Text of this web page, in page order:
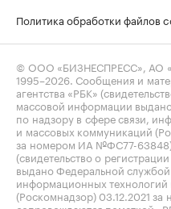
Политика обработки файлов
© ООО «БИЗНЕСПРЕСС», АО
1995–2026 . Сообщения и
агентства «РБК»
массовой информации
по надзору в сфере связи,
и массовых коммуникаций
за номером ИА №ФС77-63848)
(свидетельство о
выдано Федеральной
информационных
(Роскомнадзор) 03.12.2021